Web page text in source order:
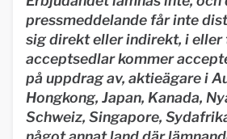
pressmeddelande får inte
sig direkt eller indirekt, i eller
acceptsedlar kommer
på uppdrag av, aktieägare i
Hongkong, Japan, Kanada,
Schweiz, Singapore,